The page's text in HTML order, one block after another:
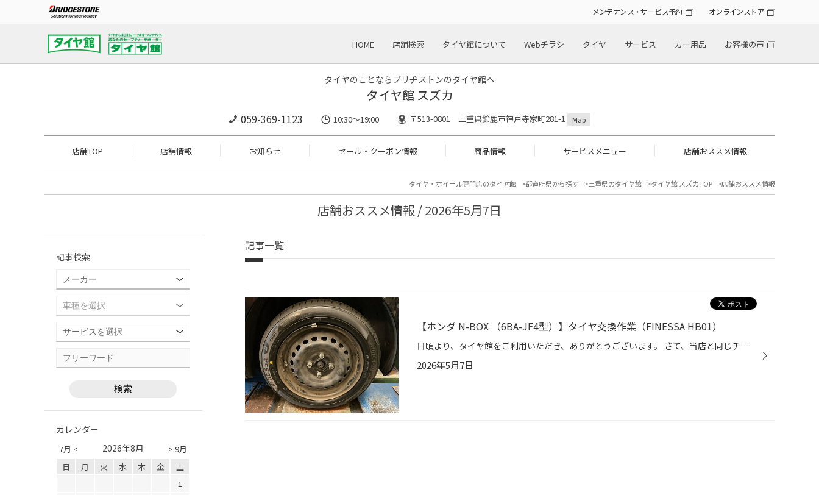
メンテナンス・サービス予約 オンラインストア
HOME 店舗検索 タイヤ館について Webチラシ タイヤ サービス カー用品 お客様の声
タイヤのことならブリヂストンのタイヤ館へ
タイヤ館 スズカ
059-369-1123 10:30～19:00 〒513-0801 三重県鈴鹿市神戸寺家町281-1 Map
店舗TOP 店舗情報 お知らせ セール・クーポン情報 商品情報 サービスメニュー 店舗おススメ情報
タイヤ・ホイール専門店のタイヤ館 都道府県から探す 三重県のタイヤ館 タイヤ館 スズカTOP 店舗おススメ情報
店舗おススメ情報 / 2026年5月7日
記事一覧
【ホンダ N-BOX （6BA-JF4型）】タイヤ交換作業（FINESSA HB01）
日頃より、タイヤ館をご利用いただき、ありがとうございます。 さて、当店と同じチェーン店の近隣タイヤ館店舗で作業いたしましたタイヤ交換をご紹介します。 （WEB掲載をご快諾いただきましたお客様！大変感謝しております。 いつもご愛顧いただき誠にありがとうございます！！） おクルマ：ホンダ...
2026年5月7日
記事検索
カレンダー
7月 < > 9月
2026年8月
日 月 火 水 木 金
土
1